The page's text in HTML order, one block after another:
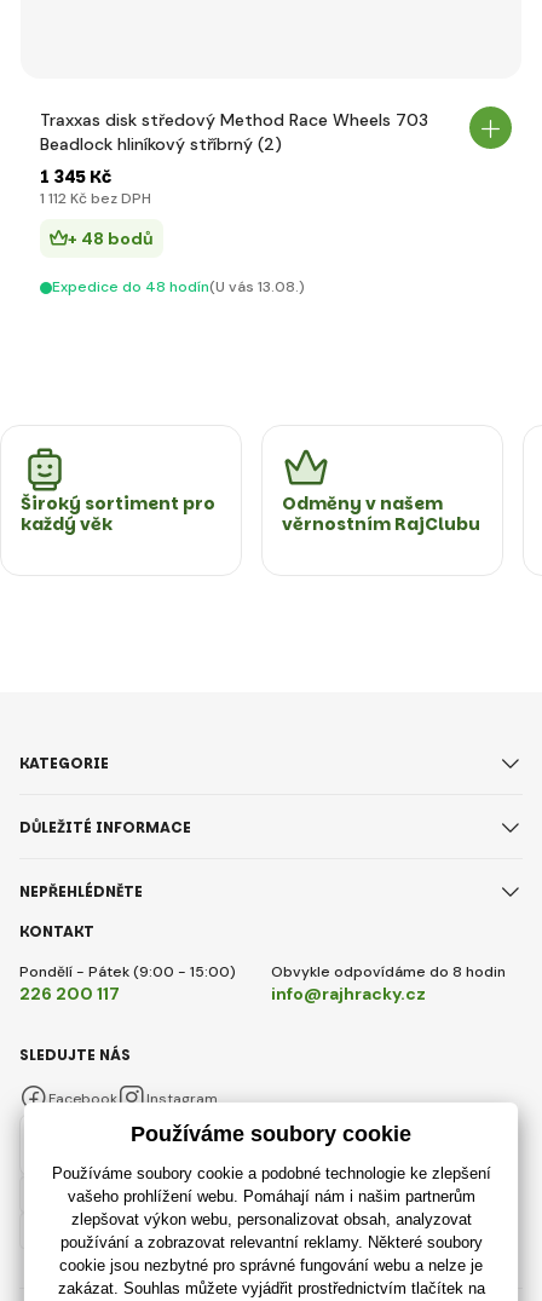
Traxxas disk středový Method Race Wheels 703
Beadlock hliníkový stříbrný (2)
1 345 Kč
1 112 Kč bez DPH
+ 48 bodů
Expedice do 48 hodín(U vás 13.08.)
Široký sortiment pro
každý věk
Odměny v našem
věrnostním RajClubu
KONTAKT
Pondělí - Pátek (9:00 - 15:00)
226 200 117
Obvykle odpovídáme do 8 hodin
info@rajhracky.cz
KATEGORIE
DŮLEŽITÉ INFORMACE
NEPŘEHLÉDNĚTE
SLEDUJTE NÁS
Facebook Instagram